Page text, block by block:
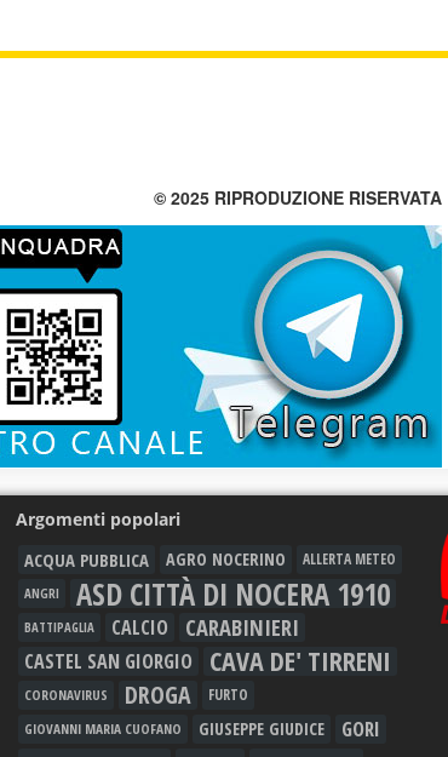
© 2025 RIPRODUZIONE RISERVATA
Argomenti popolari
ACQUA PUBBLICA AGRO NOCERINO
ALLERTA METEO
ANGRI
ASD CITTÀ DI NOCERA 1910
BATTIPAGLIA CALCIO CARABINIERI
CASTEL SAN GIORGIO CAVA DE' TIRRENI
CORONAVIRUS DROGA FURTO
GIOVANNI MARIA CUOFANO GIUSEPPE GIUDICE GORI